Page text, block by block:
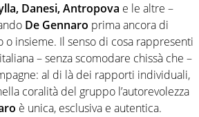
Danesi, Antropova e le altre –
De Gennaro prima ancora di
insieme. Il senso di cosa rappresenti
– senza scomodare chissà che –
al di là dei rapporti individuali,
coralità del gruppo l’autorevolezza
è unica, esclusiva e autentica.